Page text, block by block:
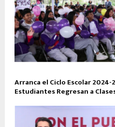
Arranca el Ciclo Escolar 2024-
Estudiantes Regresan a